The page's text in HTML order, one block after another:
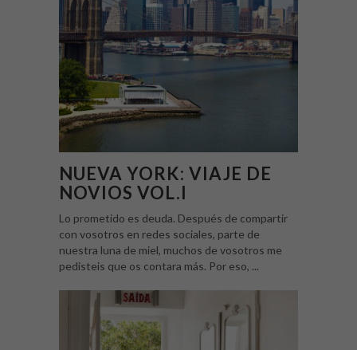
NUEVA YORK: VIAJE DE
NOVIOS VOL.I
Lo prometido es deuda. Después de compartir
con vosotros en redes sociales, parte de
nuestra luna de miel, muchos de vosotros me
pedisteis que os contara más. Por eso, ...